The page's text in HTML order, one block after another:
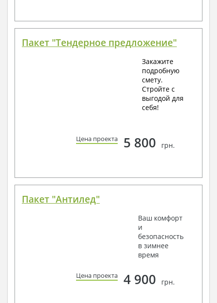
Пакет "Тендерное предложение"
Закажите
подробную
смету.
Стройте с
выгодой для
себя!
Цена проекта 5 800 грн.
Пакет "Антилед"
Ваш комфорт
и
безопасность
в зимнее
время
Цена проекта 4 900 грн.